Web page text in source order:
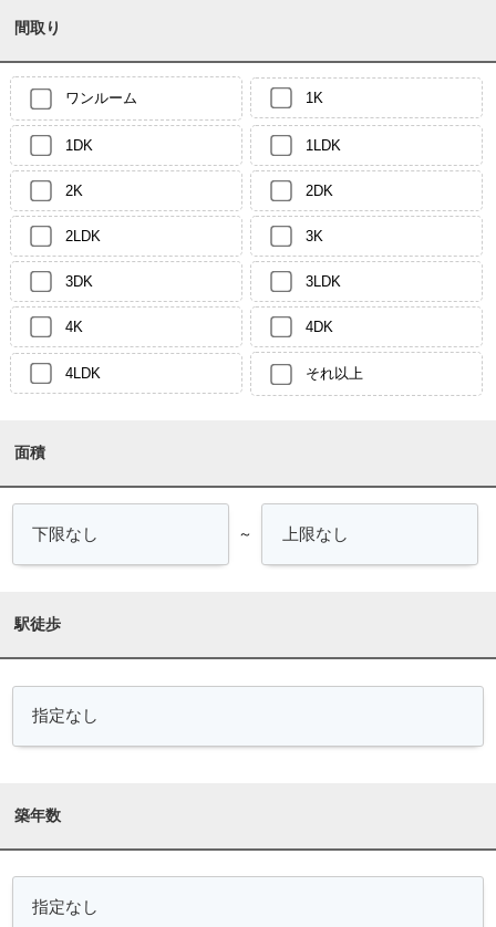
間取り
ワンルーム 1K
1DK 1LDK
2K 2DK
2LDK 3K
3DK 3LDK
4K 4DK
4LDK それ以上
面積
～
駅徒歩
築年数